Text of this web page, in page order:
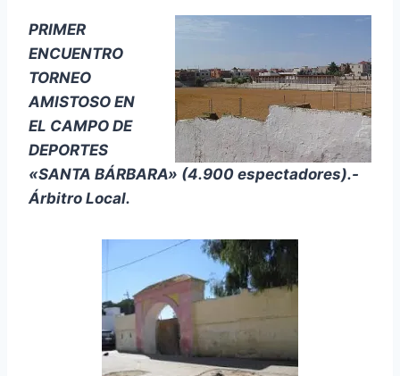
PRIMER
ENCUENTRO
TORNEO
AMISTOSO EN
EL CAMPO DE
DEPORTES
«SANTA BÁRBARA» (4.900 espectadores).-
Árbitro Local.